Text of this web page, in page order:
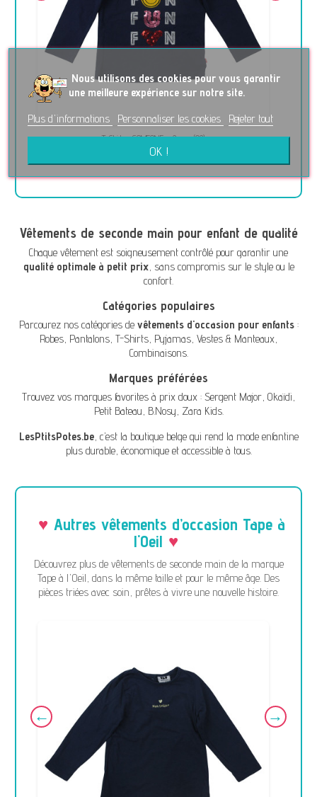
T-Shirt - SOMEONE - 2 ans (92)
Débardeur -
Vêtements de seconde main pour enfant de qualité
Chaque vêtement est soigneusement contrôlé pour garantir une
qualité optimale à petit prix, sans compromis sur le style ou le
confort.
Catégories populaires
Parcourez nos catégories de vêtements d'occasion pour enfants:
Robes, Pantalons, T-Shirts, Pyjamas, Vestes & Manteaux,
Combinaisons.
Marques préférées
Trouvez vos marques favorites à prix doux : Sergent Major, Okaïdi,
Petit Bateau, B.Nosy, Zara Kids.
LesPtitsPotes.be, c’est la boutique belge qui rend la mode enfantine
plus durable, économique et accessible à tous.
Autres vêtements d’occasion Tape à
l'Oeil
Découvrez plus de vêtements de seconde main de la marque
Tape à l'Oeil, dans la même taille et pour le même âge. Des
pièces triées avec soin, prêtes à vivre une nouvelle histoire.
Nous utilisons des cookies pour vous garantir
une meilleure expérience sur notre site.
Plus d'informations
Personnaliser les cookies Rejeter tout
OK !